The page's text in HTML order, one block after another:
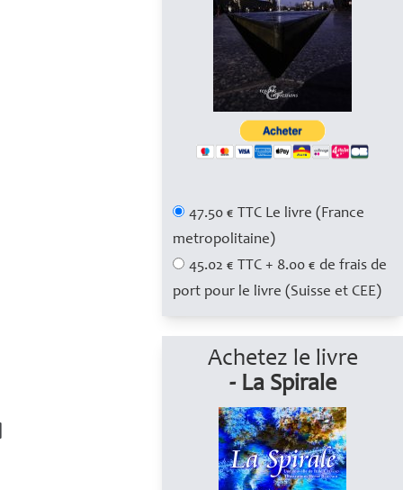
47.50 € TTC Le livre (France
metropolitaine)
45.02 € TTC + 8.00 € de frais de
port pour le livre (Suisse et CEE)
Achetez le livre
- La Spirale